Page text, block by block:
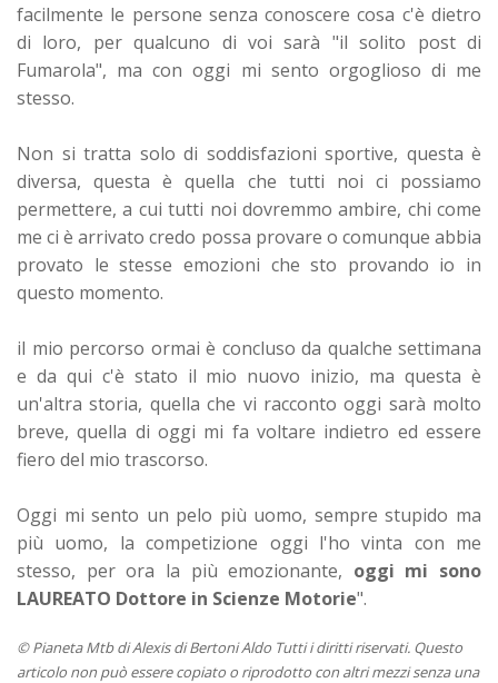
facilmente le persone senza conoscere cosa c'è dietro
di loro, per qualcuno di voi sarà "il solito post di
Fumarola", ma con oggi mi sento orgoglioso di me
stesso.
Non si tratta solo di soddisfazioni sportive, questa è
diversa, questa è quella che tutti noi ci possiamo
permettere, a cui tutti noi dovremmo ambire, chi come
me ci è arrivato credo possa provare o comunque abbia
provato le stesse emozioni che sto provando io in
questo momento.
il mio percorso ormai è concluso da qualche settimana
e da qui c'è stato il mio nuovo inizio, ma questa è
un'altra storia, quella che vi racconto oggi sarà molto
breve, quella di oggi mi fa voltare indietro ed essere
fiero del mio trascorso.
Oggi mi sento un pelo più uomo, sempre stupido ma
più uomo, la competizione oggi l'ho vinta con me
stesso, per ora la più emozionante, oggi mi sono
LAUREATO Dottore in Scienze Motorie".
© Pianeta Mtb di Alexis di Bertoni Aldo Tutti i diritti riservati. Questo
articolo non può essere copiato o riprodotto con altri mezzi senza una